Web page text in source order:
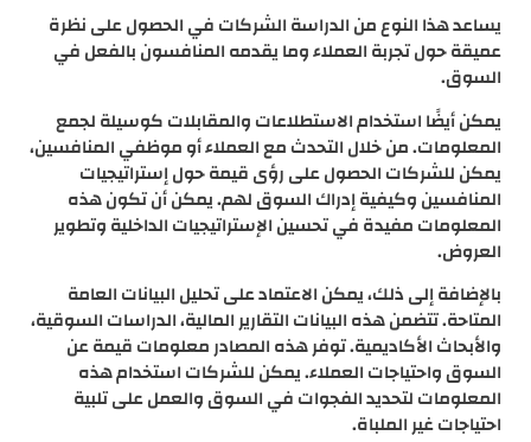
يساعد هذا النوع من الدراسة الشركات في الحصول على نظرة
عميقة حول تجربة العملاء وما يقدمه المنافسون بالفعل في
السوق.
يمكن أيضًا استخدام الاستطلاعات والمقابلات كوسيلة لجمع
المعلومات. من خلال التحدث مع العملاء أو موظفي المنافسين،
يمكن للشركات الحصول على رؤى قيمة حول إستراتيجيات
المنافسين وكيفية إدراك السوق لهم. يمكن أن تكون هذه
المعلومات مفيدة في تحسين الإستراتيجيات الداخلية وتطوير
العروض.
بالإضافة إلى ذلك، يمكن الاعتماد على تحليل البيانات العامة
المتاحة. تتضمن هذه البيانات التقارير المالية، الدراسات السوقية،
والأبحاث الأكاديمية. توفر هذه المصادر معلومات قيمة عن
السوق واحتياجات العملاء. يمكن للشركات استخدام هذه
المعلومات لتحديد الفجوات في السوق والعمل على تلبية
احتياجات غير الملباة.